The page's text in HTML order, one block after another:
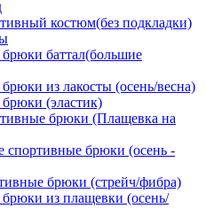
костюм(без подкладки)
баттал(большие
из лакосты (осень/весна)
(эластик)
брюки (Плащевка на
спортивные брюки (осень -
брюки (стрейч/фибра)
из плащевки (осень/